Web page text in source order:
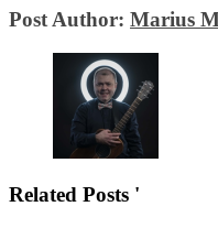
Post Author: Marius
Related Posts '